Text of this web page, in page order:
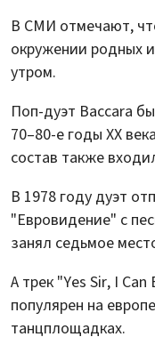
В СМИ отмечают,
окружении родных
утром.
Поп-дуэт Baccara
70–80-е годы XX
состав также
В 1978 году дуэт
"Евровидение" с
занял седьмое
А трек "Yes Sir, I
популярен на
танцплощадках.